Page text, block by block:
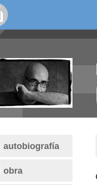
socios/as
autobiografía
obra